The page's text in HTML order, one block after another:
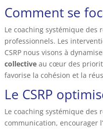
Comment se
Le coaching systémique des
professionnels. Les
CSRP nous visons à
collective au cœur des
favorise la cohésion et la
Le CSRP
Le coaching systémique des
communication, encourager